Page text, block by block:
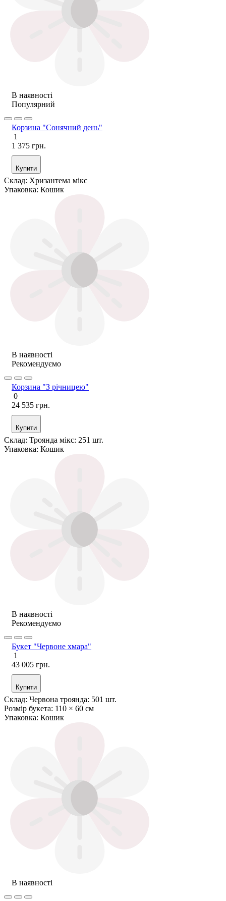
В наявності
Популярний
Корзина "Сонячний день"
1
1 375 грн.
Купити
Склад: Хризантема мікс
Упаковка: Кошик
В наявності
Рекомендуємо
Корзина "З річницею"
0
24 535 грн.
Купити
Склад: Троянда мікс: 251 шт.
Упаковка: Кошик
В наявності
Рекомендуємо
Букет "Червоне хмара"
1
43 005 грн.
Купити
Склад: Червона троянда: 501 шт.
Розмір букета: 110 × 60 см
Упаковка: Кошик
В наявності